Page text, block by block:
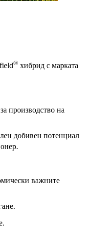
® хибрид с марката
производство на
добивен потенциал
важните